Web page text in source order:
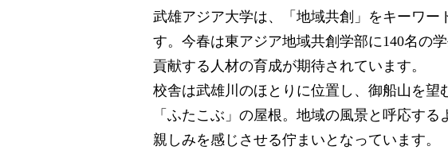
武雄アジア大学は、「地域共創」をキーワ
す。今春は東アジア地域共創学部に140名の
貢献する人材の育成が期待されています。
校舎は武雄川のほとりに位置し、御船山を
「ふたこぶ」の屋根。地域の風景と呼応す
親しみを感じさせる佇まいとなっています。